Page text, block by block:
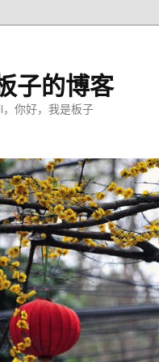
子的博客
，你好，我是板子